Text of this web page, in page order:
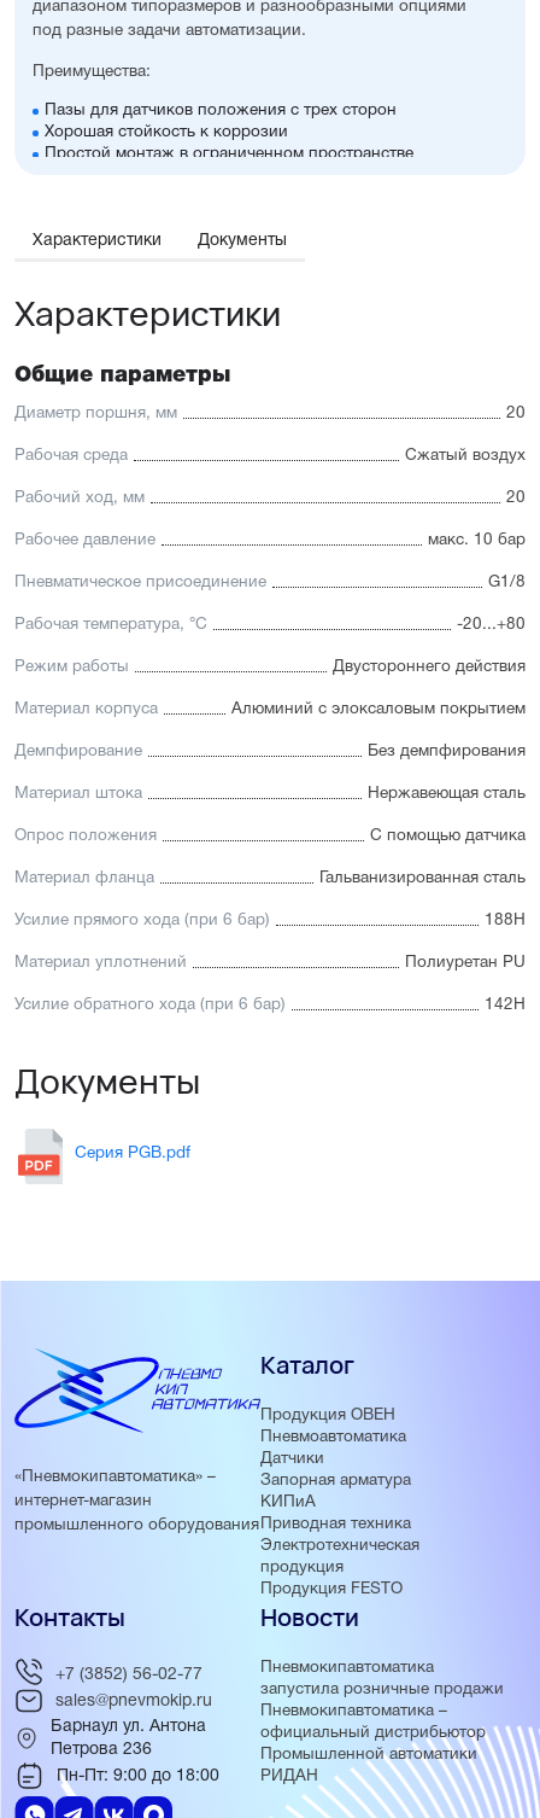
диапазоном типоразмеров и разнообразными опциями
под разные задачи автоматизации.
Преимущества:
Пазы для датчиков положения с трех сторон
Хорошая стойкость к коррозии
Простой монтаж в ограниченном пространстве
Взаимозаменяемость с подобными цилиндрами других
направляющая изготовлены из высококачественной
нержавеющей стали, устойчивой к коррозии. Для
применяется хромированная сталь
замены на уплотнения с расширенным температурным
Характеристики Документы
Характеристики
Общие параметры
Диаметр поршня, мм 20
Рабочая среда Сжатый воздух
Рабочий ход, мм 20
Рабочее давление макс. 10 бар
Пневматическое присоединение G1/8
Рабочая температура, °C -20...+80
Режим работы Двустороннего действия
Материал корпуса Алюминий с элоксаловым покрытием
Демпфирование Без демпфирования
Материал штока Нержавеющая сталь
Опрос положения С помощью датчика
Материал фланца Гальванизированная сталь
Усилие прямого хода (при 6 бар) 188Н
Материал уплотнений Полиуретан PU
Усилие обратного хода (при 6 бар) 142Н
Документы
Серия PGB.pdf
«Пневмокипавтоматика» –
интернет-магазин
промышленного оборудования
Каталог
Продукция ОВЕН
Пневмоавтоматика
Датчики
Запорная арматура
КИПиА
Приводная техника
Электротехническая
продукция
Продукция FESTO
Новости
Пневмокипавтоматика
запустила розничные продажи
Пневмокипавтоматика –
официальный дистрибьютор
Промышленной автоматики
РИДАН
Контакты
+7 (3852) 56-02-77
sales@pnevmokip.ru
Барнаул ул. Антона
Петрова 236
Пн-Пт: 9:00 до 18:00